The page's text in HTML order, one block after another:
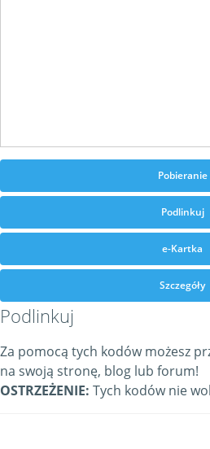
Pobieranie
Podlinkuj
e-Kartka
Szczegóły
Podlinkuj
Za pomocą tych kodów możesz
na swoją stronę, blog lub forum!
OSTRZEŻENIE: Tych kodów nie